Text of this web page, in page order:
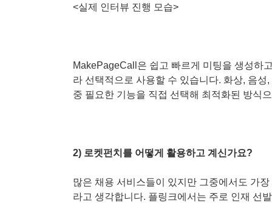
<실제 인터뷰 진행 모습>
MakePageCall은 쉽고 빠르게 미팅을 생성하
라 선택적으로 사용할 수 있습니다. 화상, 음
중 필요한 기능을 직접 선택해 최적화된 방식
2) 로켓펀치를 어떻게 활용하고 계신가요?
많은 채용 서비스들이 있지만 그중에서도 가
라고 생각합니다. 플링크에서는 주로 인재 선